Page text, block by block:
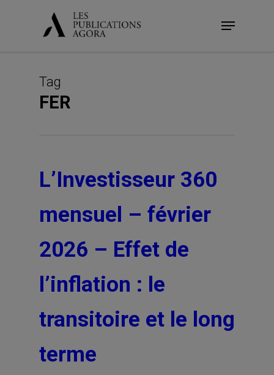
Menu
Tag
FER
L’Investisseur 360
mensuel – février
2026 – Effet de
l’inflation : le
transitoire et le long
terme